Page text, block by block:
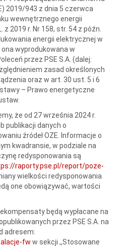
2019/943 z dnia 5 czerwca
wewnętrznego energii
z 2019 r. Nr 158, str. 54 z późn.
energii elektrycznej w
wyprodukowana w
przez PSE S.A. (dalej:
zasad określonych
oraz w art. 30 ust. 5 i 6
– Prawo energetyczne
że od 27 września 2024 r.
publikacji danych o
źródeł OZE. Informacje o
kwadransie, w podziale na
redysponowania są
raporty.pse.pl/report/poze-
wielkości redysponowania
one obowiązywać, wartości
będą wypłacane na
przez PSE S.A. na
adresem:
fw w sekcji ,,Stosowane